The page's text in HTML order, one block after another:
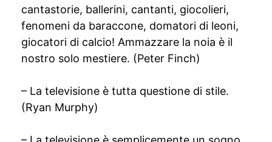
cantastorie, ballerini, cantanti, giocolieri,
fenomeni da baraccone, domatori di leoni,
giocatori di calcio! Ammazzare la noia è il
nostro solo mestiere. (Peter Finch)
– La televisione è tutta questione di stile.
(Ryan Murphy)